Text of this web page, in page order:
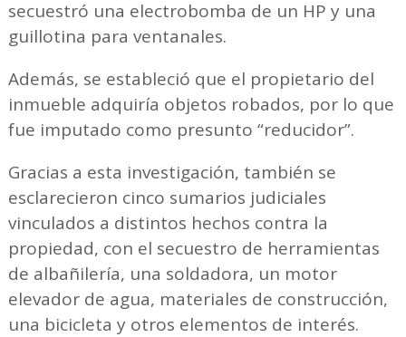
secuestró una electrobomba de un HP y una
guillotina para ventanales.
Además, se estableció que el propietario del
inmueble adquiría objetos robados, por lo que
fue imputado como presunto “reducidor”.
Gracias a esta investigación, también se
esclarecieron cinco sumarios judiciales
vinculados a distintos hechos contra la
propiedad, con el secuestro de herramientas
de albañilería, una soldadora, un motor
elevador de agua, materiales de construcción,
una bicicleta y otros elementos de interés.